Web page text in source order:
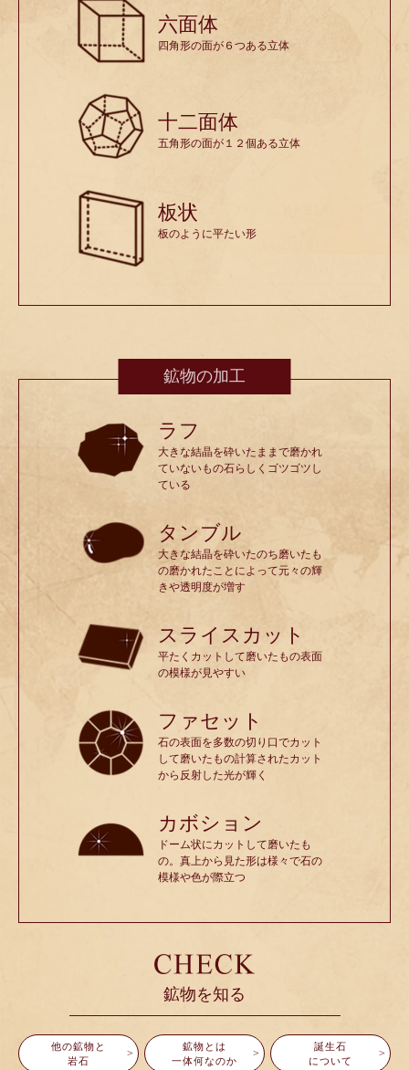
六面体
四角形の面が６つある立体
十二面体
五角形の面が１２個ある立体
板状
板のように平たい形
鉱物の加工
ラフ
大きな結晶を砕いたままで磨かれ
ていないもの石らしくゴツゴツし
ている
タンブル
大きな結晶を砕いたのち磨いたも
の磨かれたことによって元々の輝
きや透明度が増す
スライスカット
平たくカットして磨いたもの表面
の模様が見やすい
ファセット
石の表面を多数の切り口でカット
して磨いたもの計算されたカット
から反射した光が輝く
カボション
ドーム状にカットして磨いたも
の。真上から見た形は様々で石の
模様や色が際立つ
鉱物を知る
他の鉱物と
岩石
鉱物とは
一体何なのか
誕生石
について